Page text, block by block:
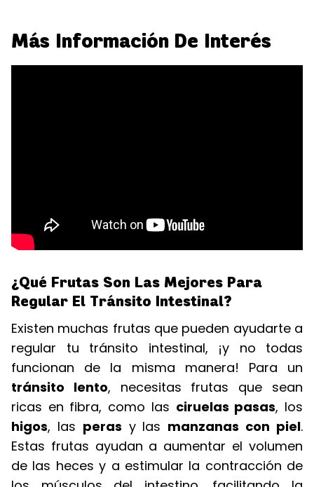
Más Información De Interés
¿Qué Frutas Son Las Mejores Para
Regular El Tránsito Intestinal?
Existen muchas frutas que pueden ayudarte a
regular tu tránsito intestinal, ¡y no todas
funcionan de la misma manera! Para un
tránsito lento, necesitas frutas que sean
ricas en fibra, como las ciruelas pasas, los
higos, las peras y las manzanas con piel.
Estas frutas ayudan a aumentar el volumen
de las heces y a estimular la contracción de